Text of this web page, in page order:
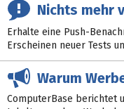
Nichts mehr
Erhalte eine Push-
Erscheinen neuer Tests
Warum
ComputerBase berichtet